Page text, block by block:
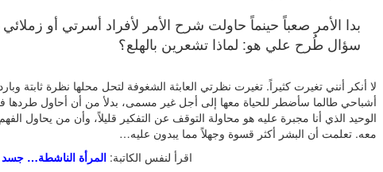
بدا الأمر صعباً حينماً حاولت شرح الأمر لأفراد أسرتي أو
سؤال طُرح علي هو: لماذا تشعرين بالهلع؟
لا أنكر أنني تغيرت كثيراً. تغيرت نظرتي العابثة الشغوفة لتحل محلها نظرة ثابتة
أشباحي طالما سأضطر للحياة معها إلى أجل غير مسمى، بدلأ من أن أحاول طردها
الوحيد الذي أنا مجبرة عليه هو محاولة التوقف عن التفكير قليلاً، وأن من يحاول
معه. تعلمت أن البشر أكثر قسوة وجهلاً مما يبدون عليه…
اقرأ لنفس الكاتبة:المرأة الناشطة… جسد